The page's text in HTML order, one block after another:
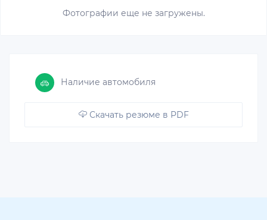
Фотографии еще не загружены.
Наличие автомобиля
Скачать резюме в PDF